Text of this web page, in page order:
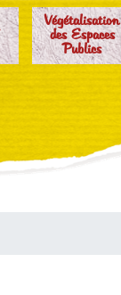
Végétalisation
des Espaces
Publics